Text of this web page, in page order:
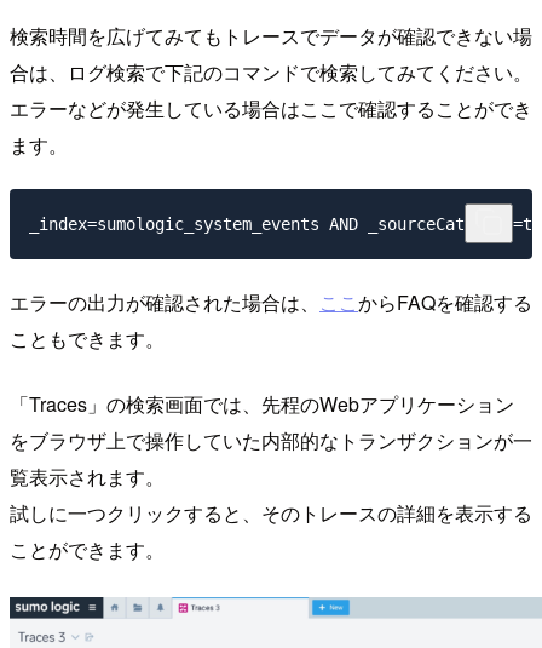
検索時間を広げてみてもトレースでデータが確認できない場
合は、ログ検索で下記のコマンドで検索してみてください。
エラーなどが発生している場合はここで確認することができ
ます。
エラーの出力が確認された場合は、 ここからFAQを確認する
こともできます。
「Traces」の検索画面では、先程のWebアプリケーション
をブラウザ上で操作していた内部的なトランザクションが一
覧表示されます。
試しに一つクリックすると、そのトレースの詳細を表示する
ことができます。